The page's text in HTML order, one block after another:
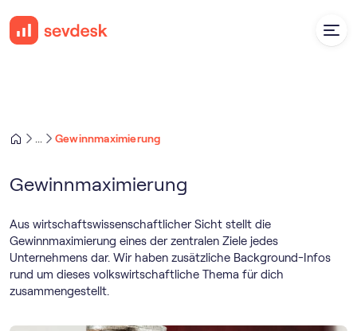
Gewinnmaximierung
Gewinnmaximierung
Aus wirtschaftswissenschaftlicher Sicht stellt die
Gewinnmaximierung eines der zentralen Ziele jedes
Unternehmens dar. Wir haben zusätzliche Background-Infos
rund um dieses volkswirtschaftliche Thema für dich
zusammengestellt.